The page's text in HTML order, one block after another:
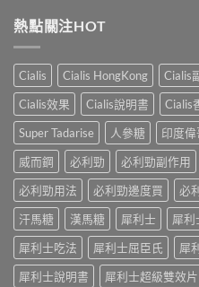
證
你
真
相，
備
孕
男
必
讀〉
位
真
實
體
驗
＋
醫
真
相
大
開〉
中
效
法
與
印
度
Levifil-
20〉
凍
用
與
副
作
用：
果
凍
嘅
速
效
術
要
打
折
熱點關注HOT
Cialis Cialis HongKong Cialis
Cialis效果
Cialis說明書 Cialis
Super Tadarise
人參糖 印度偉
威而鋼
必利勁 必利勁副作用
必利勁用法
必利勁邊度買 必
汗馬糖
漢馬糖 犀利士 犀
犀利士吃法
犀利士屈臣氏 犀
犀利士說明書
犀利士超級雙效片